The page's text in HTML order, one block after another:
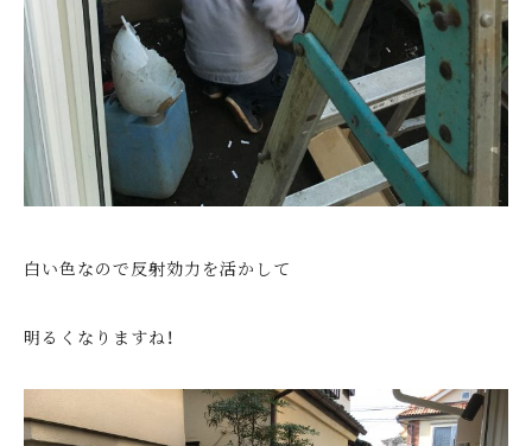
白い色なので反射効力を活かして
明るくなりますね！